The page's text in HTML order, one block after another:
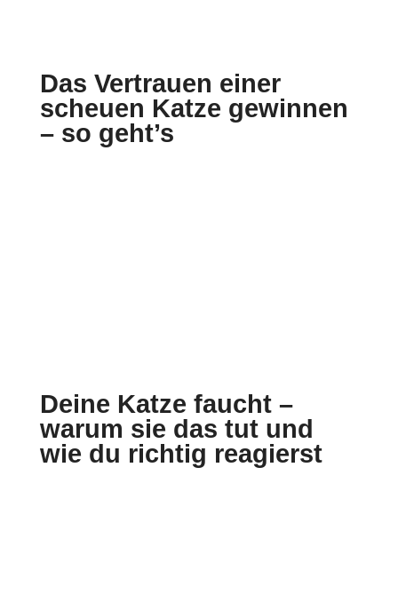
Das Vertrauen einer
scheuen Katze gewinnen
– so geht’s
Deine Katze faucht –
warum sie das tut und
wie du richtig reagierst